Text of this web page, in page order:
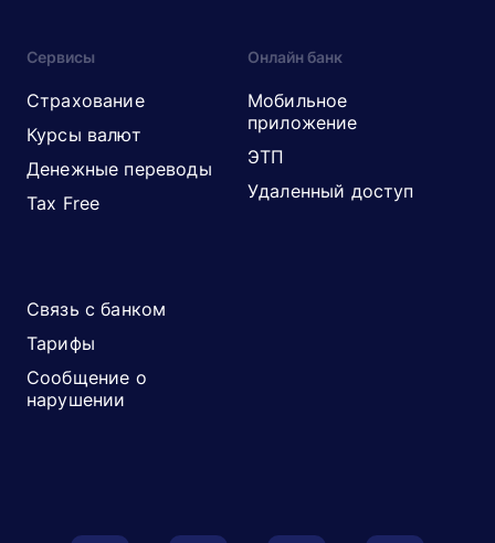
Сервисы
Страхование
Курсы валют
Денежные переводы
Tax Free
Онлайн банк
Мобильное
приложение
ЭТП
Удаленный доступ
Связь с банком
Тарифы
Сообщение о
нарушении